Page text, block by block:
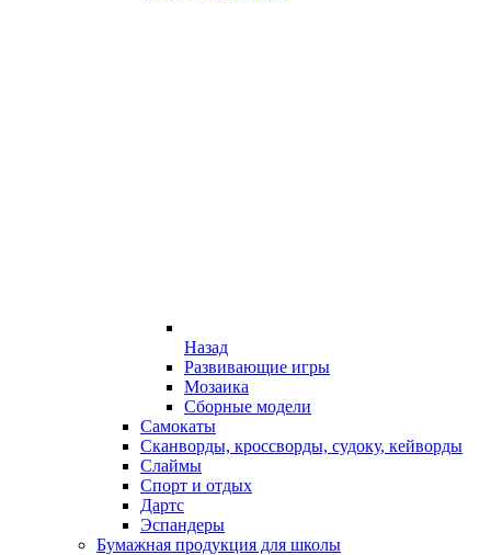
Назад
Развивающие игры
Мозаика
Сборные модели
Самокаты
Сканворды, кроссворды, судоку, кейворды
Слаймы
Спорт и отдых
Дартс
Эспандеры
Бумажная продукция для школы